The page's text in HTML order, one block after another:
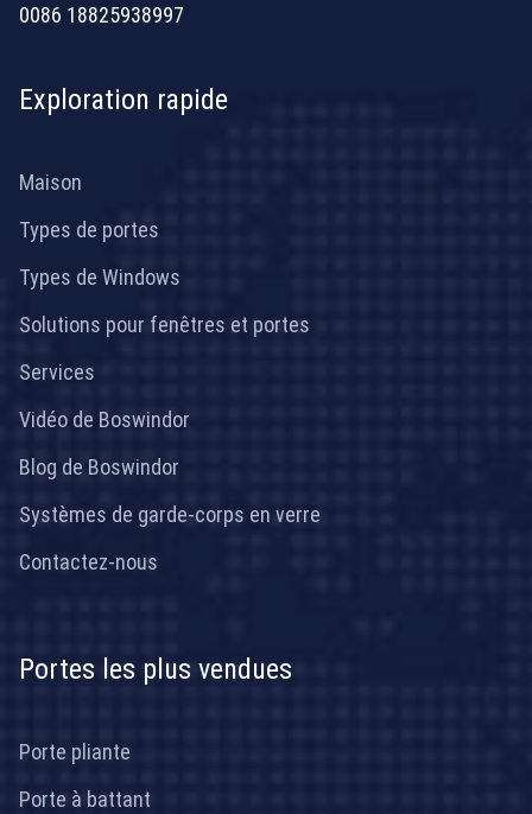
0086 18825938997
Exploration rapide
Maison
Types de portes
Types de Windows
Solutions pour fenêtres et portes
Services
Vidéo de Boswindor
Blog de Boswindor
Systèmes de garde-corps en verre
Contactez-nous
Portes les plus vendues
Porte pliante
Porte à battant